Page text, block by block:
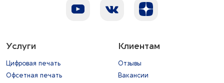
Услуги
Цифровая печать
Офсетная печать
Клиентам
Отзывы
Вакансии